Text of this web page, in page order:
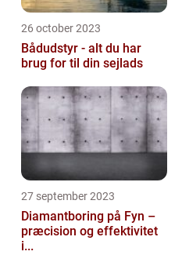
26 october 2023
Bådudstyr - alt du har
brug for til din sejlads
27 september 2023
Diamantboring på Fyn –
præcision og effektivitet
i...